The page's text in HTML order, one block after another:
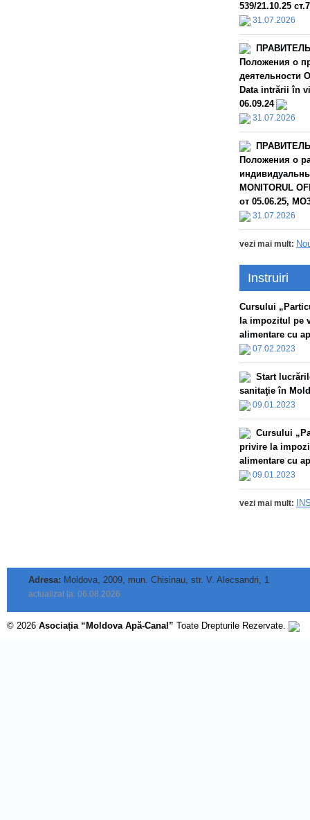
539/21.10.25
31.07.2026
Положения о
деятельности
Data intrării în
06.09.24
31.07.2026
Положения о
MONITORUL
от 05.06.25,
31.07.2026
vezi mai mult:
Instruiri
Сursului
la impozitul pe
alimentare cu
07.02.2023
Start
sanitaţie în
09.01.2023
Сursului
privire la
alimentare cu
09.01.2023
vezi mai mult:
Adresa: Moldova, 2009, mun. Chisinau, str. V. Alecsandri, 1
actualizat la: 06.08.2026
© 2026 Asociația “Moldova Apă-Canal” Toate Drepturile Rezervate.